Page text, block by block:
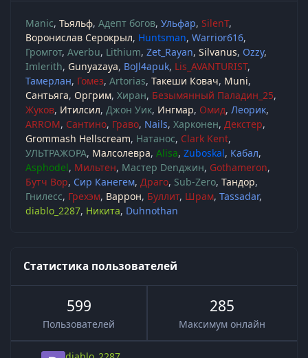
Manic Тьяльф Адепт богов Ульфар SilenT
Воронислав Серокрыл Huntsman Warrior616
Громгот Averbu Lithium Zet_Rayan Silvanus Ozzy
Imlerith Gunyazaya BoJl4apuk Lis_AVANTURIST
Тамерлан Гомез Artorias Такеши Ковач Muni
Сантьяга Оргрим Хиран Безымянный Паладин_25
Жуков Итилсил Джон Уик Ингмар Омид Леорик
ARROM Сантино Граво Nails Харконен Декстер
Grommash Hellscream Натанос Clark Kent
УЛЬТРАЖОРА Малсолевра Alisa Zuboskal Кабал
Asphodel Мильтен Мастер Denджин Gothameron
Бутч Вор Сир Канегем Драго Sub-Zero Тандор
Гнилесс Грехэм Варрон Буллит Шрам Tassadar
diablo_2287 Никита Duhnothan
Статистика пользователей
599
Пользователей
285
Максимум онлайн